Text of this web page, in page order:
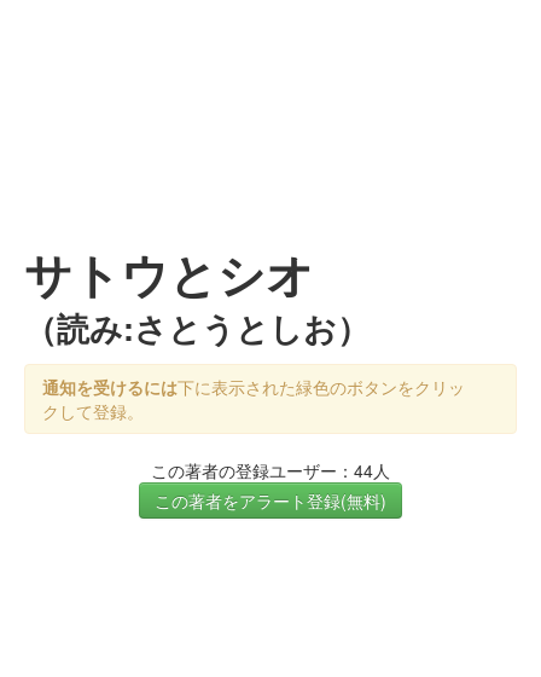
サトウとシオ
（読み:さとうとしお）
通知を受けるには下に表示された緑色のボタンをクリッ
クして登録。
この著者の登録ユーザー：44人
この著者をアラート登録(無料)